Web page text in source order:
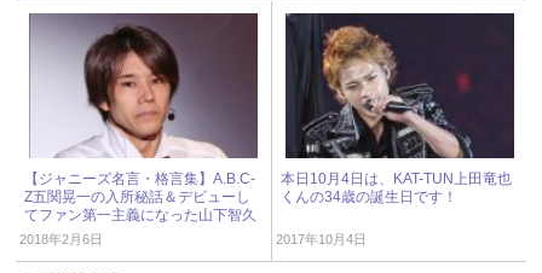
【ジャニーズ名言・格言集】A.B.C-
Z五関晃一の入所秘話＆デビューし
てファン第一主義になった山下智久
2018年2月6日
本日10月4日は、KAT-TUN上田竜也
くんの34歳の誕生日です！
2017年10月4日